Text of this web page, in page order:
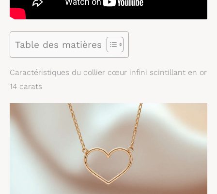
Table des matières
Caractéristiques du collier cœur infini scintillant en or
14 carats